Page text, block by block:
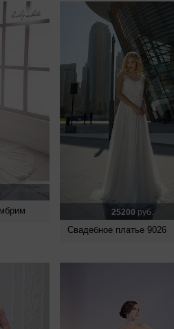
25200 руб.
Свадебное платье 9026